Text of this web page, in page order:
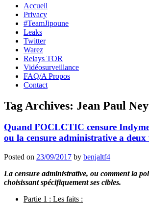
Skip
content
Accueil
Privacy
#TeamJipoune
Leaks
Twitter
Warez
Relays TOR
Vidéosurveillance
FAQ/A Propos
Contact
Tag Archives: Jean Paul
Quand l’OCLCTIC censure
ou la censure administrative a deux
Posted on 23/09/2017 by benjaltf4
La censure administrative, ou comment la
choisissant spécifiquement ses cibles.
Partie 1 : Les faits :